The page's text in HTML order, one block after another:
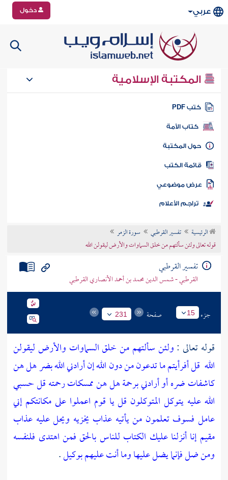
عربي دخول
المكتبة الإسلامية
كتب PDF
كتاب الأمة
المكتبة
الكتب
موضوعي
تراجم الأعلام
الرئيسية تفسير القرطبي
سورة الزمر
قوله تعالى ولئن سألتهم من خلق السماوات والأرض ليقولن الله
تفسير القرطبي
القرطبي - شمس الدين محمد بن أحمد الأنصاري القرطبي
جزء 15 صفحة 231
قوله تعالى :ولئن سألتهم من خلق السماوات والأرض ليقولن
الله قل أفرأيتم ما تدعون من دون الله إن أرادني الله بضر هل هن
كاشفات ضره أو أرادني برحمة هل هن ممسكات رحمته قل حسبي
الله عليه يتوكل المتوكلون قل يا قوم اعملوا على مكانتكم إني
عامل فسوف تعلمون من يأتيه عذاب يخزيه ويحل عليه عذاب
مقيمإنا أنزلنا عليك الكتاب للناس بالحق فمن اهتدى فلنفسه
ومن ضل فإنما يضل عليها وما أنت عليهم بوكيل.